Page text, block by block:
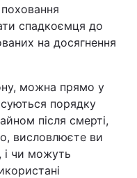
спадкоємця до
на досягнення
можна прямо у
порядку
після смерті,
висловлюєте ви
і чи можуть